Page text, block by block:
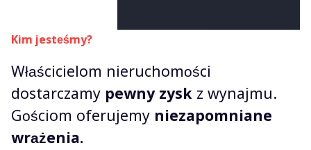
Kim jesteśmy?
Właścicielom nieruchomości
dostarczamy pewny zysk z wynajmu.
Gościom oferujemy niezapomniane
wrażenia.